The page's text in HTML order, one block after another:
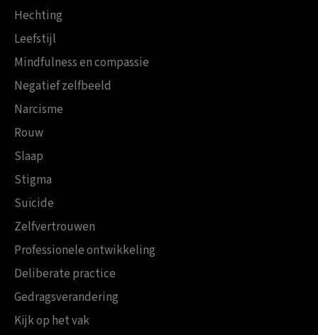
Hechting
Leefstijl
Mindfulness en compassie
Negatief zelfbeeld
Narcisme
Rouw
Slaap
Stigma
Suïcide
Zelfvertrouwen
Professionele ontwikkeling
Deliberate practice
Gedragsverandering
Kijk op het vak